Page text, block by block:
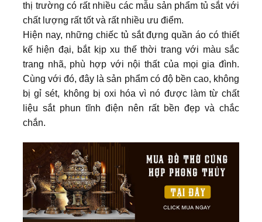
thị trường có rất nhiều các mẫu sản phẩm tủ sắt với
chất lượng rất tốt và rất nhiều ưu điểm.
Hiện nay, những chiếc tủ sắt đựng quần áo có thiết
kế hiện đại, bắt kịp xu thế thời trang với màu sắc
trang nhã, phù hợp với nội thất của mọi gia đình.
Cùng với đó, đây là sản phẩm có độ bền cao, không
bị gỉ sét, không bị oxi hóa vì nó được làm từ chất
liệu sắt phun tĩnh điện nên rất bền đẹp và chắc
chắn.